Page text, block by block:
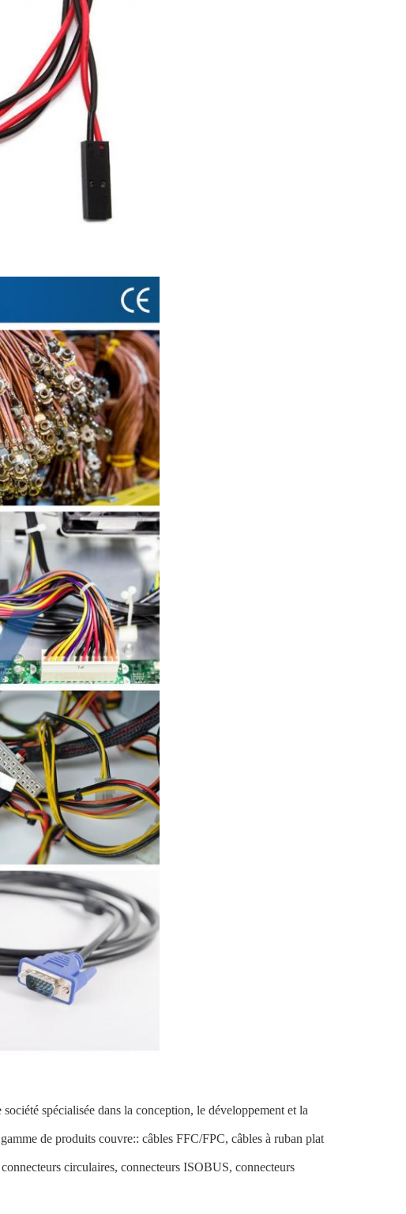
spécialisée dans la conception, le développement et la
de produits couvre:: câbles FFC/FPC, câbles à ruban plat
circulaires, connecteurs ISOBUS, connecteurs